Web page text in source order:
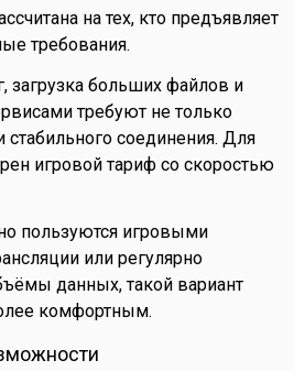
на тех, кто предъявляет
требования.
загрузка больших файлов и
требуют не только
стабильного соединения. Для
игровой тариф со скоростью
пользуются игровыми
или регулярно
данных, такой вариант
комфортным.